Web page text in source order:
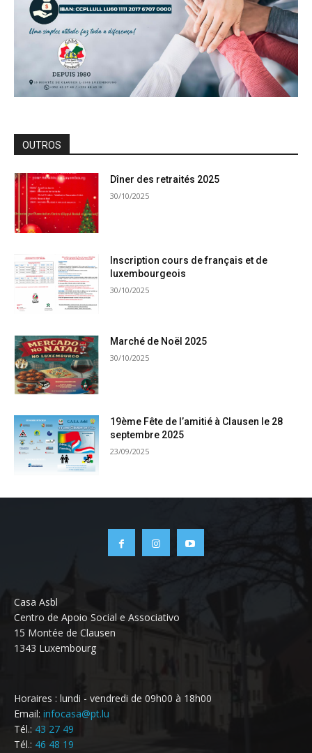
OUTROS
Dîner des retraités 2025
30/10/2025
Inscription cours de français et de
luxembourgeois
30/10/2025
Marché de Noël 2025
30/10/2025
19ème Fête de l’amitié à Clausen le 28
septembre 2025
23/09/2025
Casa Asbl
Centro de Apoio Social e Associativo
15 Montée de Clausen
1343 Luxembourg
Horaires : lundi - vendredi de 09h00 à 18h00
Email: infocasa@pt.lu
Tél.: 43 27 49
Tél.: 46 48 19